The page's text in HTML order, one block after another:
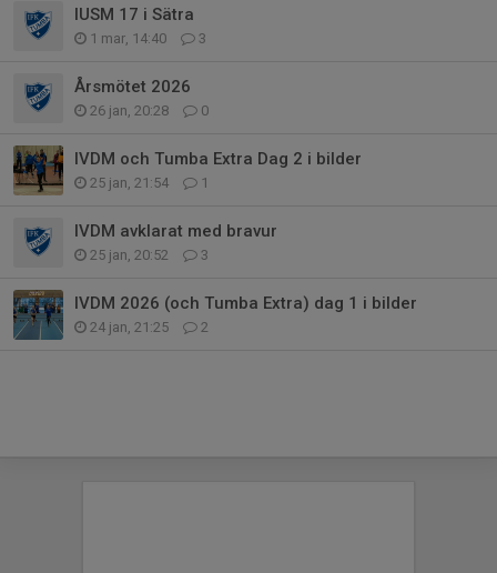
IUSM 17 i Sätra
1 mar, 14:40 3
Årsmötet 2026
26 jan, 20:28 0
IVDM och Tumba Extra Dag 2 i bilder
25 jan, 21:54 1
IVDM avklarat med bravur
25 jan, 20:52 3
IVDM 2026 (och Tumba Extra) dag 1 i bilder
24 jan, 21:25 2